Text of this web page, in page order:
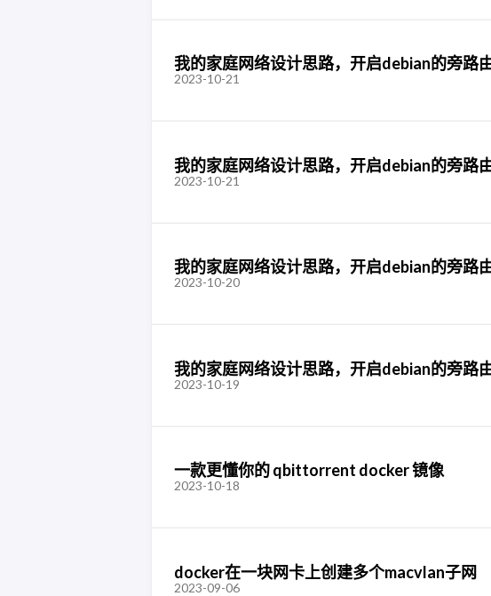
我的家庭网络设计思路，开启debian的旁路
2023-10-21
我的家庭网络设计思路，开启debian的旁路
2023-10-21
我的家庭网络设计思路，开启debian的旁路
2023-10-20
我的家庭网络设计思路，开启debian的旁路
2023-10-19
一款更懂你的 qbittorrent docker 镜像
2023-10-18
docker在一块网卡上创建多个macvlan子网
2023-09-06